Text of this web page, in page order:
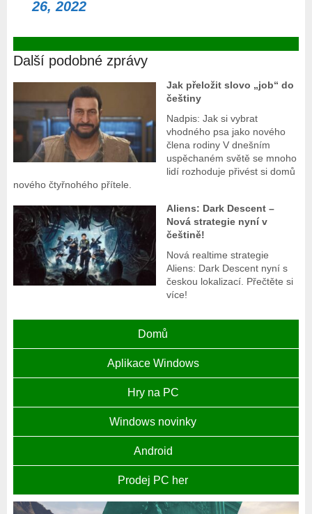
26, 2022
Další podobné zprávy
Jak přeložit slovo „job“ do
češtiny
Nadpis: Jak si vybrat
vhodného psa jako nového
člena rodiny V dnešním
uspěchaném světě se mnoho
lidí rozhoduje přivést si domů
nového čtyřnohého přítele.
Aliens: Dark Descent –
Nová strategie nyní v
češtině!
Nová realtime strategie
Aliens: Dark Descent nyní s
českou lokalizací. Přečtěte si
více!
Domů
Aplikace Windows
Hry na PC
Windows novinky
Android
Prodej PC her